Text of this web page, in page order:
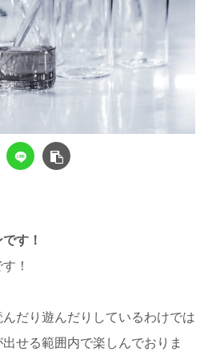
す！
！
だり遊んだりしているわけでは
せる範囲内で楽しんでおりま